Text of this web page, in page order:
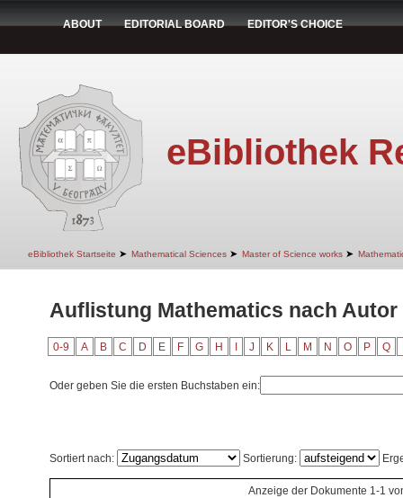
ABOUT EDITORIAL BOARD EDITOR'S CHOICE
eBibliothek
eBibliothek Startseite ➤ Mathematical Sciences ➤ Master of Science works ➤
Auflistung Mathematics nach
0-9 A B C D E F G H J K L M N O P Q
Oder geben Sie die ersten Buchstaben ein:
Sortiert nach: Sortierung:
Anzeige der Dokumente 1-1